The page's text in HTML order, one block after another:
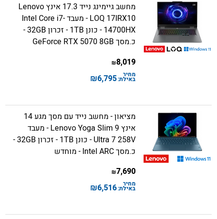
מחשב גיימינג נייד 17.3 אינץ Lenovo
LOQ 17IRX10 - מעבד Intel Core i7-
14700HX - כונן 1TB - זכרון 32GB -
כ.מסך GeForce RTX 5070 8GB
8,019
₪
מחיר
באילת:6,795
₪
מציאון - מחשב נייד עם מסך מגע 14
אינץ Lenovo Yoga Slim 9 - מעבד
Ultra 7 258V - כונן 1TB - זכרון 32GB -
כ.מסך Intel ARC - מוחדש
7,690
₪
מחיר
באילת:6,516
₪